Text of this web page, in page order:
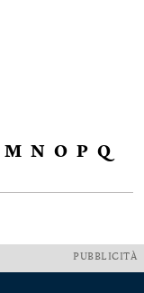
M N O P Q
PUBBLICITÀ